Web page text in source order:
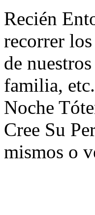
Recién
recorrer
de
familia,
Noche
Cree Su
mismos o